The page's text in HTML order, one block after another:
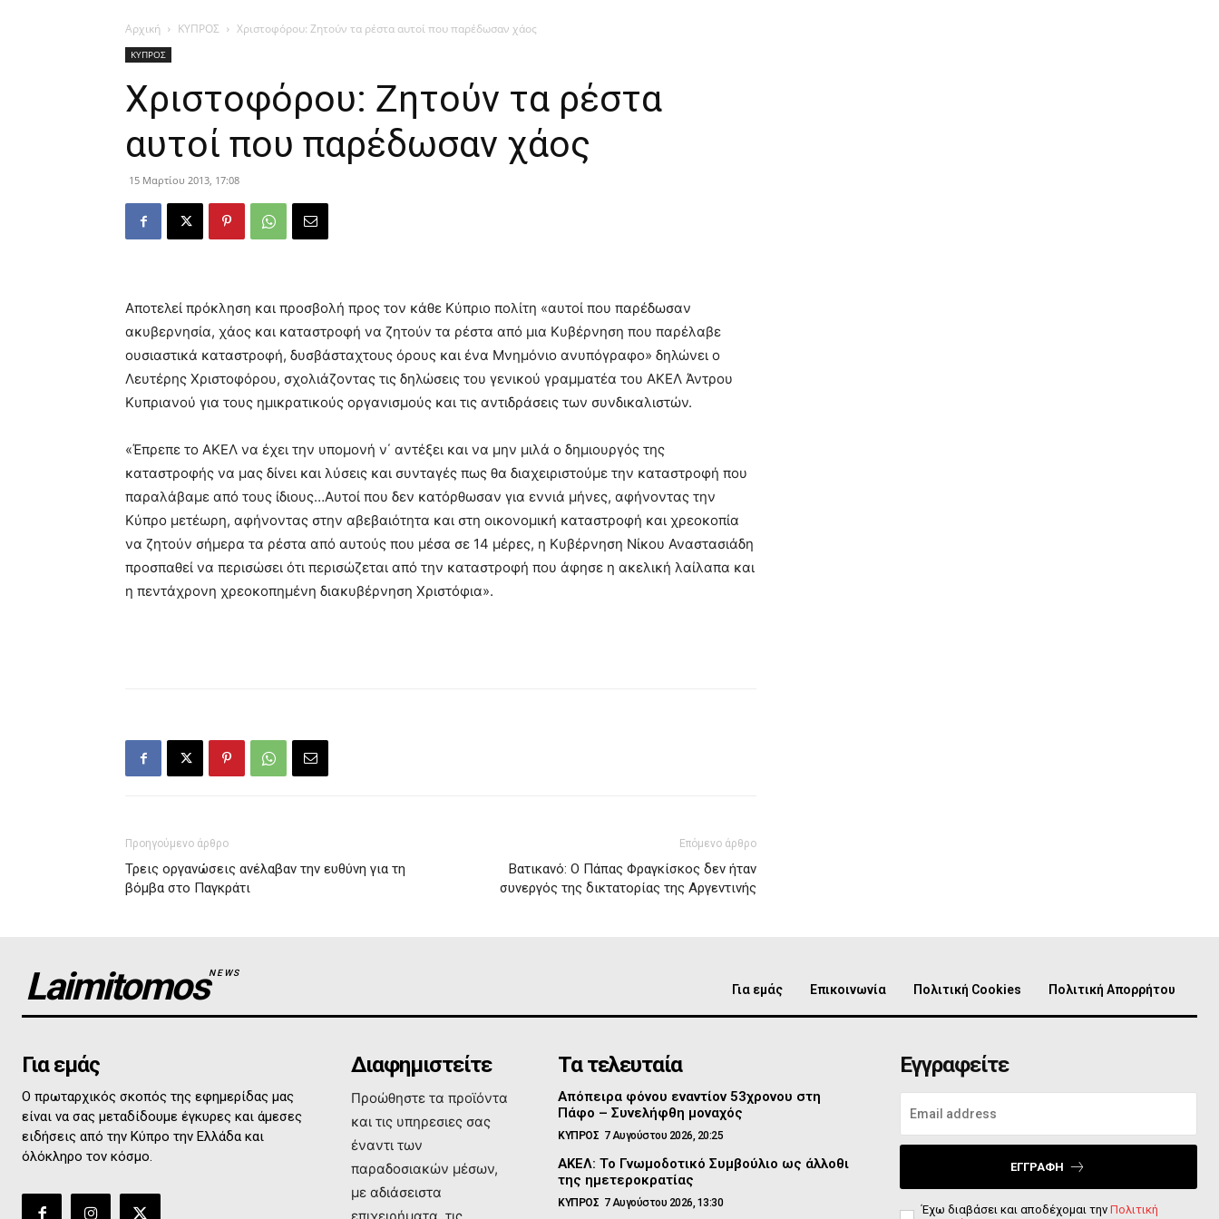
Αρχική ΚΥΠΡΟΣ Χριστοφόρου: Ζητούν τα ρέστα αυτοί που παρέδωσαν χάος
ΚΥΠΡΟΣ
Χριστοφόρου: Ζητούν τα ρέστα
αυτοί που παρέδωσαν χάος
15 Μαρτίου 2013, 17:08
Αποτελεί πρόκληση και προσβολή προς τον κάθε Κύπριο πολίτη «αυτοί που παρέδωσαν
ακυβερνησία, χάος και καταστροφή να ζητούν τα ρέστα από μια Κυβέρνηση που παρέλαβε
ουσιαστικά καταστροφή, δυσβάσταχτους όρους και ένα Μνημόνιο ανυπόγραφο» δηλώνει ο
Λευτέρης Χριστοφόρου, σχολιάζοντας τις δηλώσεις του γενικού γραμματέα του ΑΚΕΛ Άντρου
Κυπριανού για τους ημικρατικούς οργανισμούς και τις αντιδράσεις των συνδικαλιστών.
«Έπρεπε το ΑΚΕΛ να έχει την υπομονή ν΄ αντέξει και να μην μιλά ο δημιουργός της
καταστροφής να μας δίνει και λύσεις και συνταγές πως θα διαχειριστούμε την καταστροφή που
παραλάβαμε από τους ίδιους…Αυτοί που δεν κατόρθωσαν για εννιά μήνες, αφήνοντας την
Κύπρο μετέωρη, αφήνοντας στην αβεβαιότητα και στη οικονομική καταστροφή και χρεοκοπία
να ζητούν σήμερα τα ρέστα από αυτούς που μέσα σε 14 μέρες, η Κυβέρνηση Νίκου Αναστασιάδη
προσπαθεί να περισώσει ότι περισώζεται από την καταστροφή που άφησε η ακελική λαίλαπα και
η πεντάχρονη χρεοκοπημένη διακυβέρνηση Χριστόφια».
Προηγούμενο άρθρο
Τρεις οργανώσεις ανέλαβαν την ευθύνη για τη
βόμβα στο Παγκράτι
Επόμενο άρθρο
Βατικανό: Ο Πάπας Φραγκίσκος δεν ήταν
συνεργός της δικτατορίας της Αργεντινής
LaimitomosNEWS
Για εμάς Επικοινωνία Πολιτική Cookies Πολιτική Απορρήτου
Για εμάς
Ο πρωταρχικός σκοπός της εφημερίδας μας
είναι να σας μεταδίδουμε έγκυρες και άμεσες
ειδήσεις από την Κύπρο την Ελλάδα και
όλόκληρο τον κόσμο.
Διαφημιστείτε
Προώθηστε τα προϊόντα
και τις υπηρεσιες σας
έναντι των
παραδοσιακών μέσων,
με αδιάσειστα
Τα τελευταία
Απόπειρα φόνου εναντίον 53χρονου στη
Πάφο – Συνελήφθη μοναχός
ΚΥΠΡΟΣ 7 Αυγούστου 2026, 20:25
ΑΚΕΛ: Το Γνωμοδοτικό Συμβούλιο ως άλλοθι
της ημετεροκρατίας
ΚΥΠΡΟΣ 7 Αυγούστου 2026, 13:30
Εγγραφείτε
ΕΓΓΡΑΦΉ
Έχω διαβάσει και αποδέχομαι την Πολιτική